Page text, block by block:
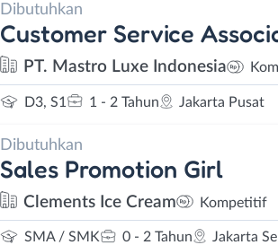
Dibutuhkan
Customer Service
PT. Mastro Luxe Indonesia
D3, S1 1 - 2 Tahun Jakarta Pusat
Dibutuhkan
Sales Promotion Girl
Clements Ice Cream Kompetitif
SMA / SMK 0 - 2 Tahun Jakarta